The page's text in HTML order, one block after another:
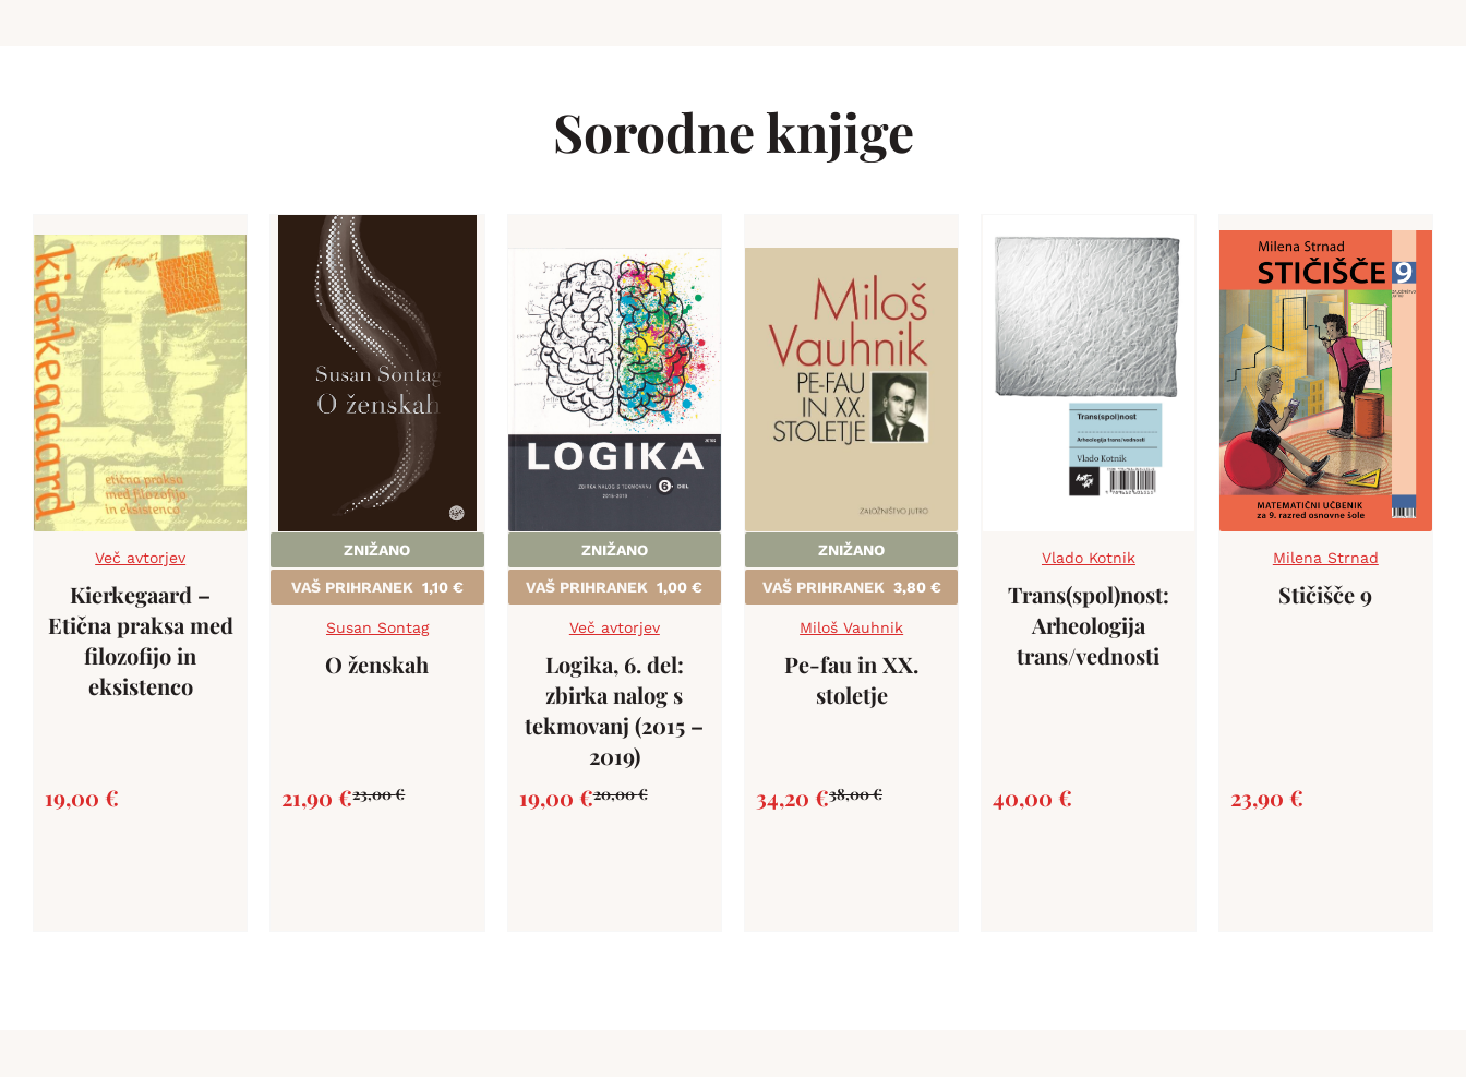
Sorodne knjige
Več avtorjev
Kierkegaard –
Etična praksa med
filozofijo in
eksistenco
19,00 €
ZNIŽANO
VAŠ PRIHRANEK 1,10 €
Susan Sontag
O ženskah
23,00€
21,90€
ZNIŽANO
VAŠ PRIHRANEK1,00€
Več avtorjev
Logika, 6. del:
zbirka nalog s
tekmovanj (2015 –
2019)
20,00€
19,00 €
ZNIŽANO
VAŠ PRIHRANEK 3,80 €
Miloš Vauhnik
Pe-fau in XX.
stoletje
38,00€
34,20 €
Vlado Kotnik
Trans(spol)nost:
Arheologija
trans/vednosti
40,00€
Milena Strnad
Stičišče 9
23,90 €